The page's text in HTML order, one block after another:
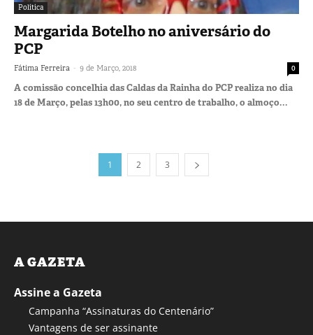
Política
Margarida Botelho no aniversário do
PCP
Fátima Ferreira - 9 de Março, 2018 0
A comissão concelhia das Caldas da Rainha do PCP realiza no dia
18 de Março, pelas 13h00, no seu centro de trabalho, o almoço...
1 2 3
A GAZETA
Assine a Gazeta
Campanha “Assinaturas do Centenário”
Vantagens de ser assinante